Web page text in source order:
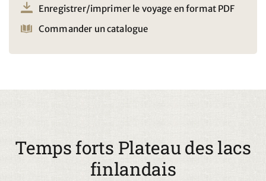
typiquement finlandaises sont à ne manquer sous aucun
prétexte. Et si cela n'est pas encore assez finlandais, il ne
faut pas manquer la séance de sauna quotidienne.
Enregistrer/imprimer le voyage en format PDF
Commander un catalogue
Temps forts Plateau des lacs
finlandais